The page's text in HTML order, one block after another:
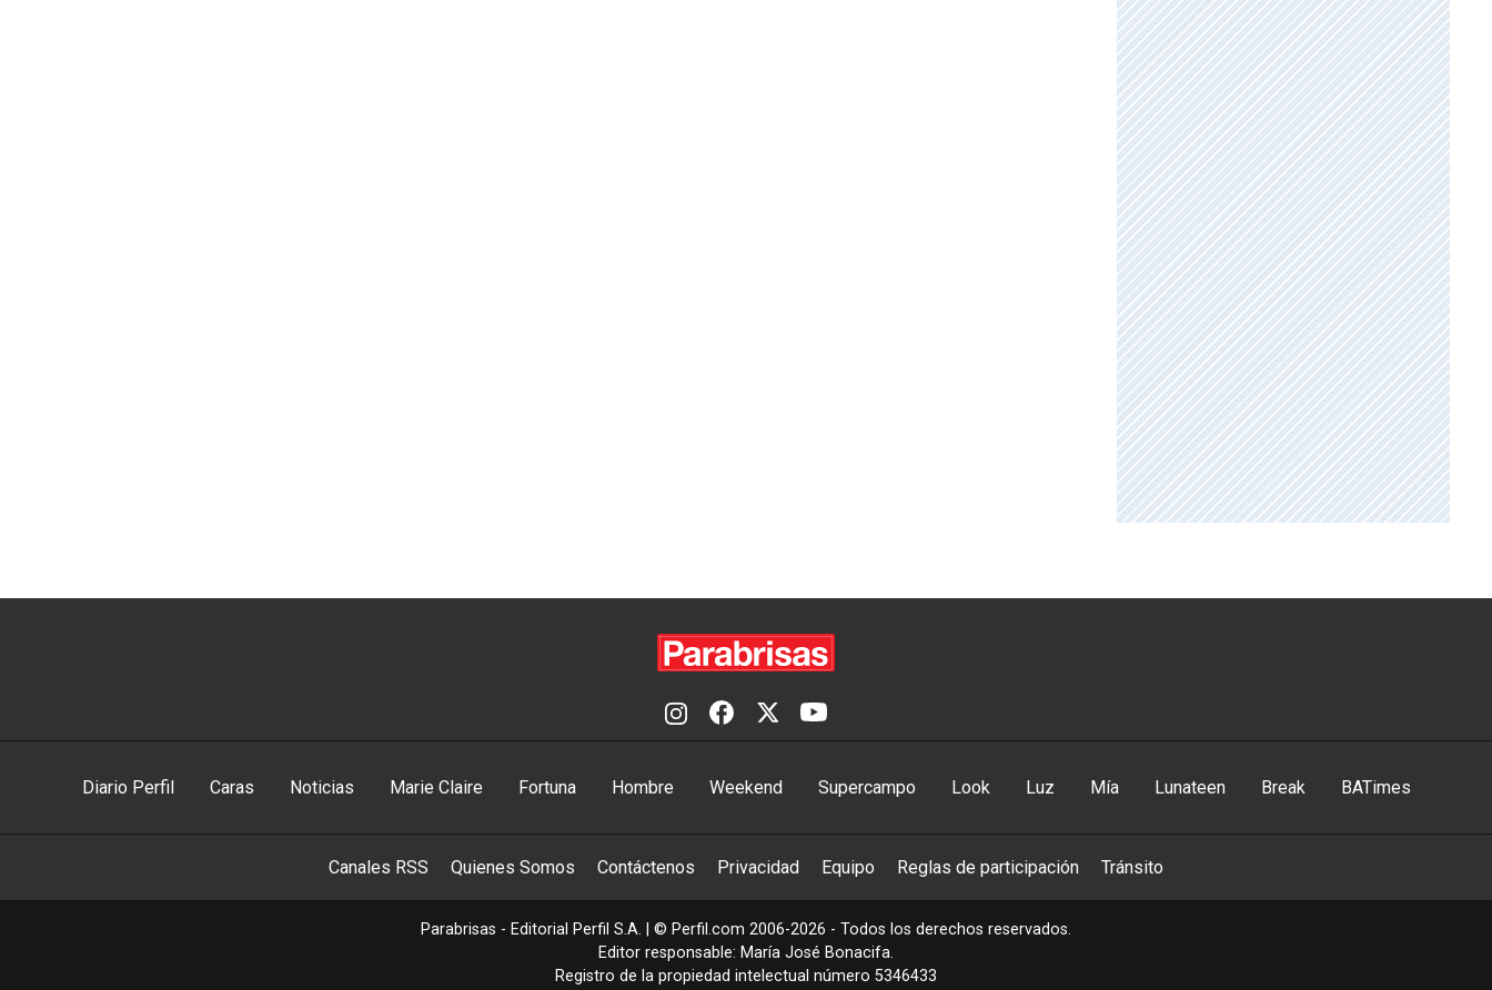
Diario Perfil Caras Noticias Marie Claire Fortuna Hombre Weekend Supercampo Look Luz Mía Lunateen Break BATimes
Canales RSS Quienes Somos Contáctenos Privacidad Equipo Reglas de participación Tránsito
Parabrisas - Editorial Perfil S.A. | © Perfil.com 2006-2026 - Todos los derechos reservados.
Editor responsable: María José Bonacifa.
Registro de la propiedad intelectual número 5346433